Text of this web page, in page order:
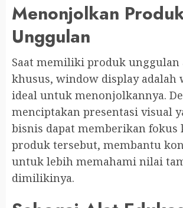
Menonjolkan
Unggulan
Saat memiliki produk
khusus, window display adalah
ideal untuk menonjolkannya.
menciptakan presentasi visual
bisnis dapat memberikan fokus
produk tersebut, membantu
untuk lebih memahami nilai
dimilikinya.